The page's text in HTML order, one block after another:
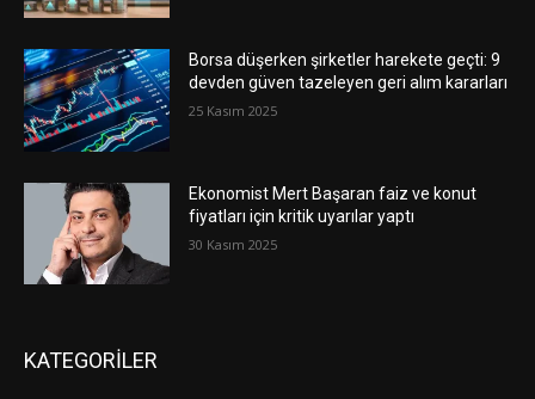
Borsa düşerken şirketler harekete geçti: 9
devden güven tazeleyen geri alım kararları
25 Kasım 2025
Ekonomist Mert Başaran faiz ve konut
fiyatları için kritik uyarılar yaptı
30 Kasım 2025
KATEGORİLER